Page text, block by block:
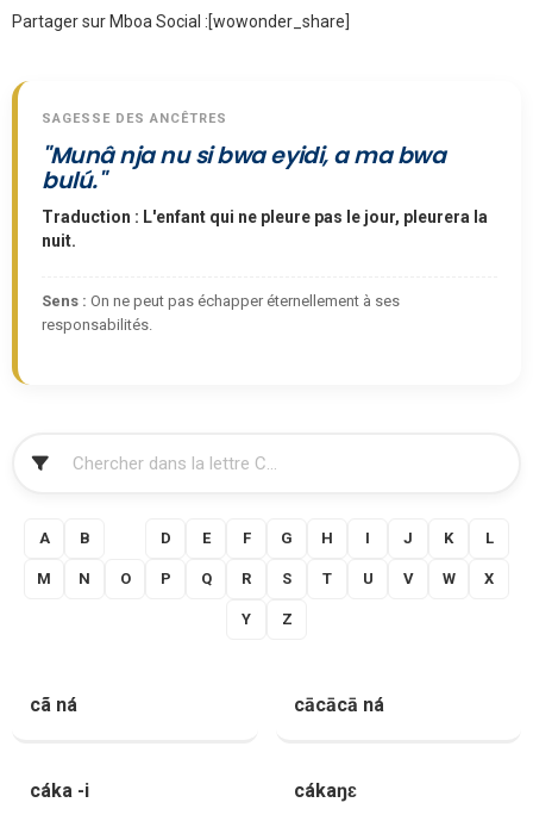
Partager sur Mboa Social :[wowonder_share]
SAGESSE DES ANCÊTRES
"Munâ nja nu si bwa eyidi, a ma bwa
bulú."
Traduction : L'enfant qui ne pleure pas le jour, pleurera la
nuit.
Sens : On ne peut pas échapper éternellement à ses
responsabilités.
A B D E F G H I J K L
M N O P Q R S T U V W X
Y Z
cã ná cācācā ná
cáka -i cákaŋɛ